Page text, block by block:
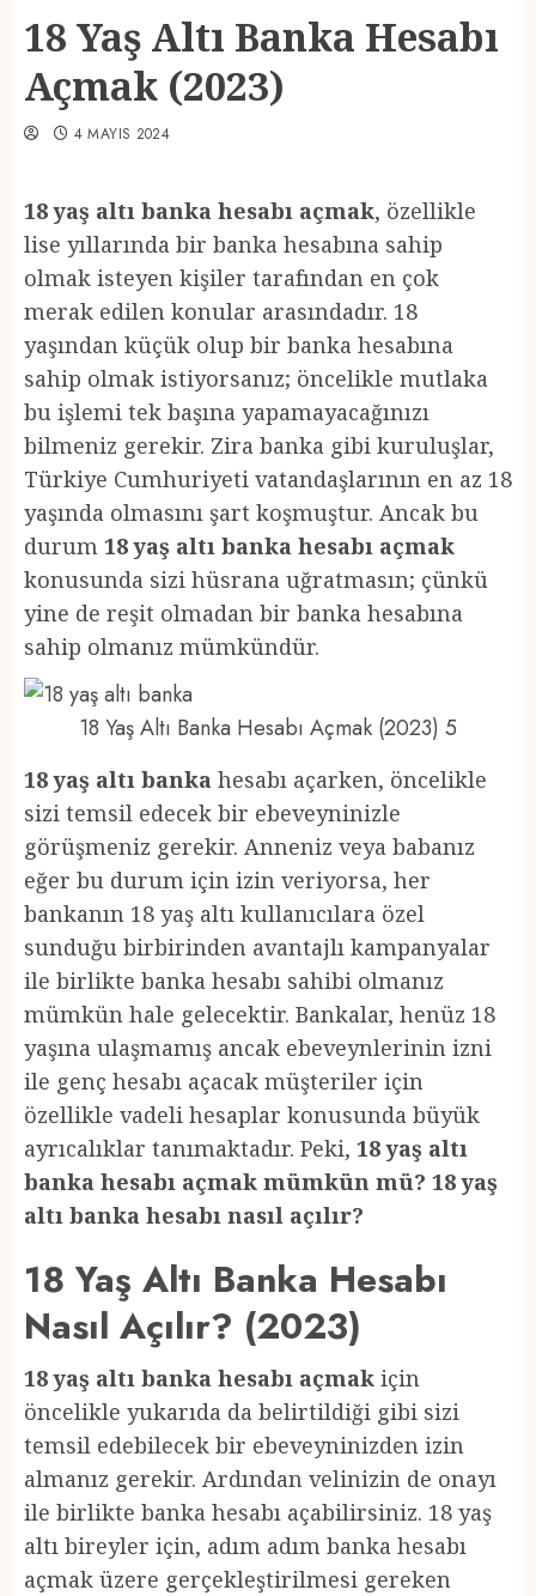
18 Yaş Altı Banka Hesabı
Açmak (2023)
4 MAYIS 2024
18 yaş altı banka hesabı açmak, özellikle
lise yıllarında bir banka hesabına sahip
olmak isteyen kişiler tarafından en çok
merak edilen konular arasındadır. 18
yaşından küçük olup bir banka hesabına
sahip olmak istiyorsanız; öncelikle mutlaka
bu işlemi tek başına yapamayacağınızı
bilmeniz gerekir. Zira banka gibi kuruluşlar,
Türkiye Cumhuriyeti vatandaşlarının en az 18
yaşında olmasını şart koşmuştur. Ancak bu
durum 18 yaş altı banka hesabı açmak
konusunda sizi hüsrana uğratmasın; çünkü
yine de reşit olmadan bir banka hesabına
sahip olmanız mümkündür.
18 Yaş Altı Banka Hesabı Açmak (2023) 5
18 yaş altı banka hesabı açarken, öncelikle
sizi temsil edecek bir ebeveyninizle
görüşmeniz gerekir. Anneniz veya babanız
eğer bu durum için izin veriyorsa, her
bankanın 18 yaş altı kullanıcılara özel
sunduğu birbirinden avantajlı kampanyalar
ile birlikte banka hesabı sahibi olmanız
mümkün hale gelecektir. Bankalar, henüz 18
yaşına ulaşmamış ancak ebeveynlerinin izni
ile genç hesabı açacak müşteriler için
özellikle vadeli hesaplar konusunda büyük
ayrıcalıklar tanımaktadır. Peki, 18 yaş altı
banka hesabı açmak mümkün mü? 18 yaş
altı banka hesabı nasıl açılır?
18 Yaş Altı Banka Hesabı
Nasıl Açılır? (2023)
18 yaş altı banka hesabı açmak için
öncelikle yukarıda da belirtildiği gibi sizi
temsil edebilecek bir ebeveyninizden izin
almanız gerekir. Ardından velinizin de onayı
ile birlikte banka hesabı açabilirsiniz. 18 yaş
altı bireyler için, adım adım banka hesabı
açmak üzere gerçekleştirilmesi gereken